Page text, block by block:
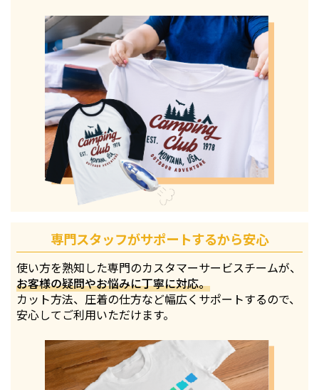
専門スタッフがサポートするから安心
使い方を熟知した専門のカスタマーサービスチームが、
お客様の疑問やお悩みに丁寧に対応。
カット方法、圧着の仕方など幅広くサポートするので、
安心してご利用いただけます。